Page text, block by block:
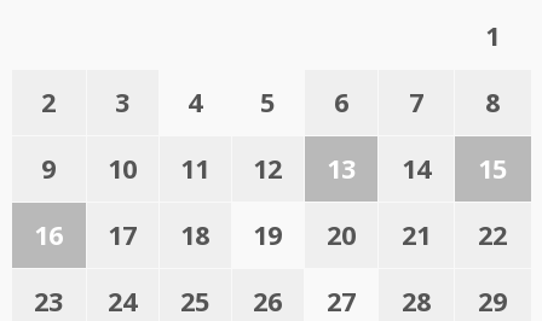
1
2
3 4 5 6 7
8
9
10 11 12 13 14
15
16
17 18 19 20 21
22
23
24 25 26 27 28
29